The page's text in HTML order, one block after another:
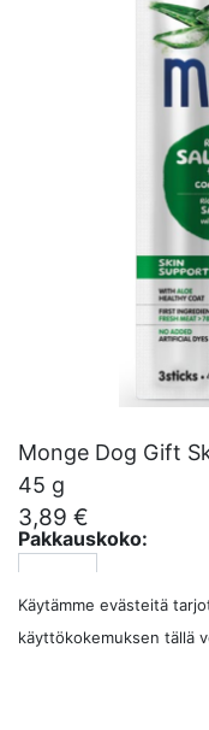
Monge Dog Gift
45 g
3,89 €
Pakkauskoko:
LISÄÄ
Käytämme evästeitä
käyttökokemuksen tällä